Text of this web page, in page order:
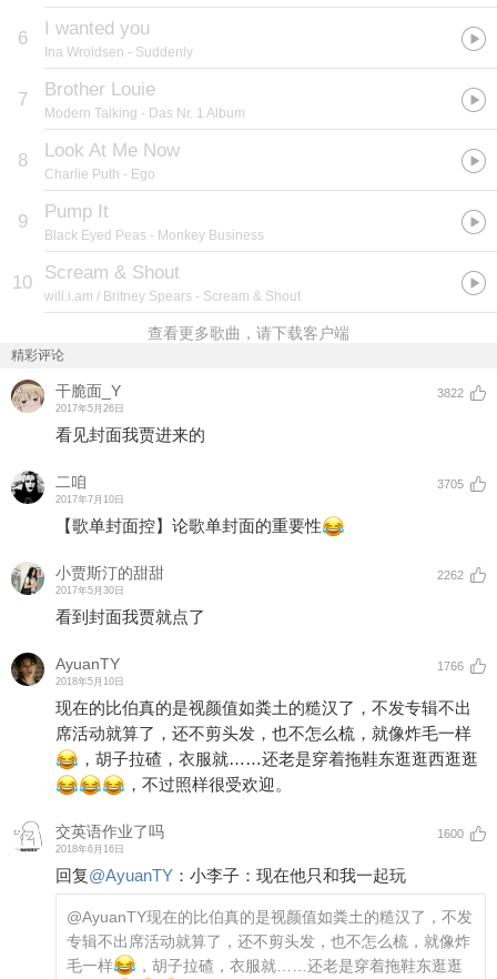
6 I wanted you
Ina Wroldsen - Suddenly
7 Brother Louie
Modern Talking - Das Nr. 1 Album
8 Look At Me Now
Charlie Puth - Ego
9 Pump It
Black Eyed Peas - Monkey Business
10 Scream & Shout
will.i.am / Britney Spears - Scream & Shout
查看更多歌曲，请下载客户端
精彩评论
干脆面_Y
2017年5月26日
3822
看见封面我贾进来的
二咱
2017年7月10日
3705
【歌单封面控】论歌单封面的重要性
小贾斯汀的甜甜
2017年5月30日
2262
看到封面我贾就点了
AyuanTY
2018年5月10日
1766
现在的比伯真的是视颜值如粪土的糙汉了，不发专辑不出
席活动就算了，还不剪头发，也不怎么梳，就像炸毛一样
，胡子拉碴，衣服就……还老是穿着拖鞋东逛逛西逛逛
，不过照样很受欢迎。
交英语作业了吗
2018年6月16日
1600
回复@AyuanTY ： 小李子：现在他只和我一起玩
@AyuanTY现在的比伯真的是视颜值如粪土的糙汉了，不发
专辑不出席活动就算了，还不剪头发，也不怎么梳，就像炸
毛一样
，胡子拉碴，衣服就……还老是穿着拖鞋东逛逛